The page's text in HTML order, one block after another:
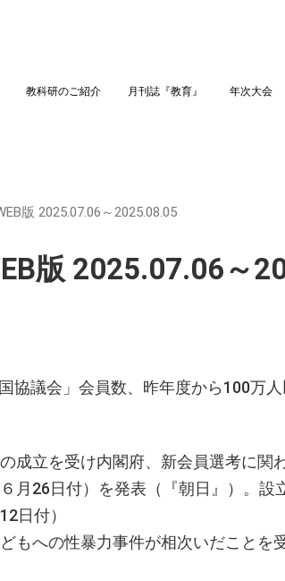
教科研のご紹介 月刊誌『教育』 年次大会
版 2025.07.06～2025.08.05
版 2025.07.06～
議会」会員数、昨年度から100万人
成立を受け内閣府、新会員選考に関
月26日付）を発表（『朝日』）。
日付）
もへの性暴力事件が相次いだことを